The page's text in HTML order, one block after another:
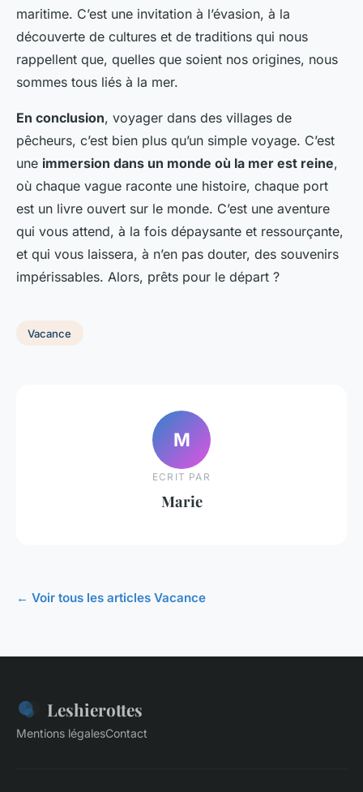
maritime. C’est une invitation à l’évasion, à la
découverte de cultures et de traditions qui nous
rappellent que, quelles que soient nos origines, nous
sommes tous liés à la mer.
En conclusion, voyager dans des villages de
pêcheurs, c’est bien plus qu’un simple voyage. C’est
une immersion dans un monde où la mer est reine,
où chaque vague raconte une histoire, chaque port
est un livre ouvert sur le monde. C’est une aventure
qui vous attend, à la fois dépaysante et ressourçante,
et qui vous laissera, à n’en pas douter, des souvenirs
impérissables. Alors, prêts pour le départ ?
Vacance
M
ECRIT PAR
Marie
← Voir tous les articles Vacance
Leshierottes
Mentions légalesContact